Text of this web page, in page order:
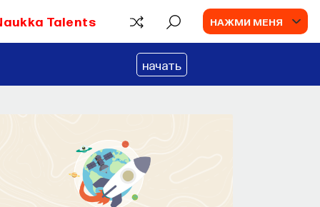
Talents НАЖМИ МЕНЯ
начать